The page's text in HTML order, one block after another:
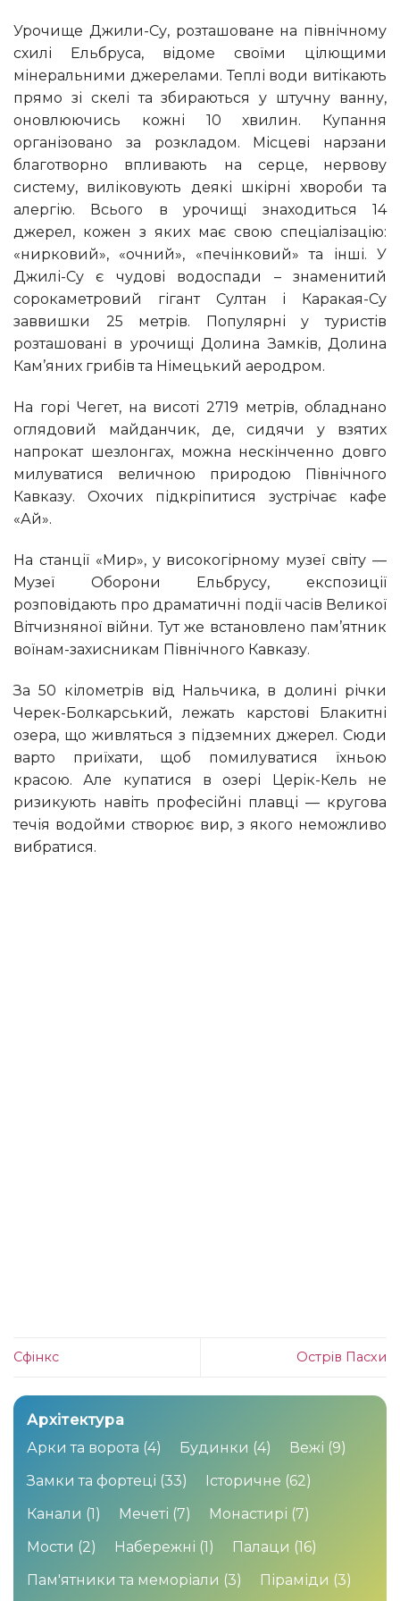
Урочище Джили-Су, розташоване на північному
схилі Ельбруса, відоме своїми цілющими
мінеральними джерелами. Теплі води витікають
прямо зі скелі та збираються у штучну ванну,
оновлюючись кожні 10 хвилин. Купання
організовано за розкладом. Місцеві нарзани
благотворно впливають на серце, нервову
систему, виліковують деякі шкірні хвороби та
алергію. Всього в урочищі знаходиться 14
джерел, кожен з яких має свою спеціалізацію:
«нирковий», «очний», «печінковий» та інші. У
Джилі-Су є чудові водоспади – знаменитий
сорокаметровий гігант Султан і Каракая-Су
заввишки 25 метрів. Популярні у туристів
розташовані в урочищі Долина Замків, Долина
Кам’яних грибів та Німецький аеродром.
На горі Чегет, на висоті 2719 метрів, обладнано
оглядовий майданчик, де, сидячи у взятих
напрокат шезлонгах, можна нескінченно довго
милуватися величною природою Північного
Кавказу. Охочих підкріпитися зустрічає кафе
«Ай».
На станції «Мир», у високогірному музеї світу —
Музеї Оборони Ельбрусу, експозиції
розповідають про драматичні події часів Великої
Вітчизняної війни. Тут же встановлено пам’ятник
воїнам-захисникам Північного Кавказу.
За 50 кілометрів від Нальчика, в долині річки
Черек-Болкарський, лежать карстові Блакитні
озера, що живляться з підземних джерел. Сюди
варто приїхати, щоб помилуватися їхньою
красою. Але купатися в озері Церік-Кель не
ризикують навіть професійні плавці — кругова
течія водойми створює вир, з якого неможливо
вибратися.
Сфінкс Острів Пасхи
Архітектура
Арки та ворота (4) Будинки (4) Вежі (9)
Замки та фортеці (33) Історичне (62)
Канали (1) Мечеті (7) Монастирі (7)
Мости (2) Набережні (1) Палаци (16)
Пам'ятники та меморіали (3) Піраміди (3)